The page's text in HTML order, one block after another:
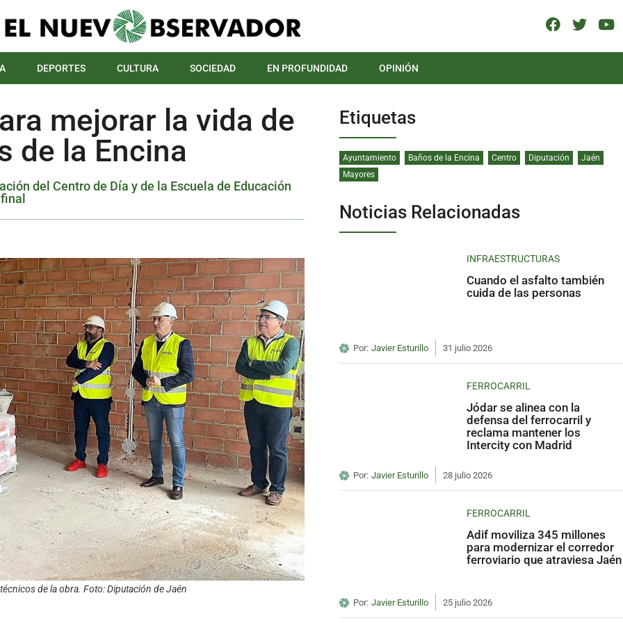
DEPORTES CULTURA SOCIEDAD EN PROFUNDIDAD OPINIÓN
mejorar la vida de
de la Encina
del Centro de Día y de la Escuela de Educación
de la obra. Foto: Diputación de Jaén
Etiquetas
Ayuntamiento Baños de la Encina Centro Diputación
Jaén
Mayores
Noticias Relacionadas
INFRAESTRUCTURAS
Cuando el asfalto también
cuida de las personas
Por: Javier Esturillo 31 julio 2026
FERROCARRIL
Jódar se alinea con la
defensa del ferrocarril y
reclama mantener los
Intercity con Madrid
Por: Javier Esturillo 28 julio 2026
FERROCARRIL
Adif moviliza 345 millones
para modernizar el corredor
ferroviario que atraviesa Jaén
Por: Javier Esturillo 25 julio 2026